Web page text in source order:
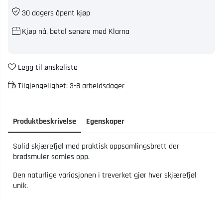
30 dagers åpent kjøp
Kjøp nå, betal senere med Klarna
Legg til ønskeliste
Tilgjengelighet:3-8 arbeidsdager
Produktbeskrivelse Egenskaper
Solid skjærefjøl med praktisk oppsamlingsbrett der
brødsmuler samles opp.
Den naturlige variasjonen i treverket gjør hver skjærefjøl
unik.